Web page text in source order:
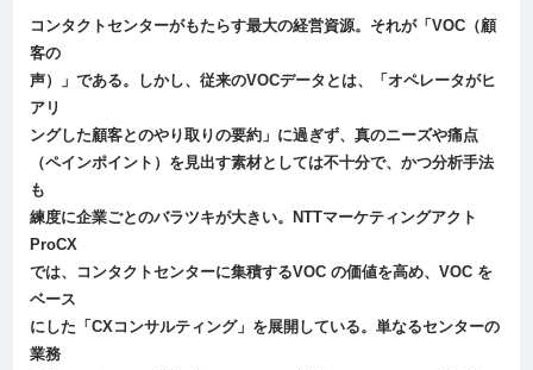
コンタクトセンターがもたらす最大の経営資源。それが「VOC（顧
客の
声）」である。しかし、従来のVOCデータとは、「オペレータがヒ
アリ
ングした顧客とのやり取りの要約」に過ぎず、真のニーズや痛点
（ペインポイント）を見出す素材としては不十分で、かつ分析手法
も
練度に企業ごとのバラツキが大きい。NTTマーケティングアクト
ProCX
では、コンタクトセンターに集積するVOC の価値を高め、VOC を
ベース
にした「CXコンサルティング」を展開している。単なるセンターの
業務